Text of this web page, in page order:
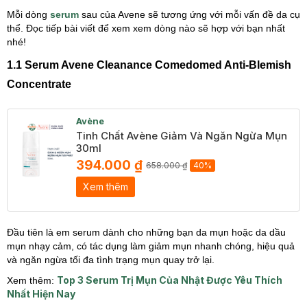
Mỗi dòng serum sau của Avene sẽ tương ứng với mỗi vấn đề da cụ
thể. Đọc tiếp bài viết để xem xem dòng nào sẽ hợp với bạn nhất
nhé!
1.1 Serum Avene Cleanance Comedomed Anti-Blemish
Concentrate
Avène
Tinh Chất Avène Giảm Và Ngăn Ngừa Mụn
30ml
394.000 ₫ 658.000 ₫ 40%
Xem thêm
Đầu tiên là em serum dành cho những bạn da mụn hoặc da dầu
mụn nhạy cảm, có tác dụng làm giảm mụn nhanh chóng, hiệu quả
và ngăn ngừa tối đa tình trạng mụn quay trở lại.
Xem thêm: Top 3 Serum Trị Mụn Của Nhật Được Yêu Thích
Nhất Hiện Nay